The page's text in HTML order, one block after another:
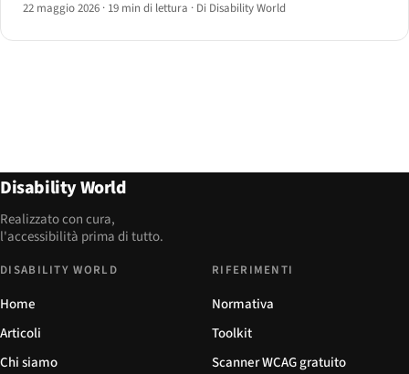
22 maggio 2026 · 19 min di lettura · Di Disability World
Disability World
Realizzato con cura,
l'accessibilità prima di tutto.
DISABILITY WORLD
Home
Articoli
Chi siamo
RIFERIMENTI
Normativa
Toolkit
Scanner WCAG gratuito